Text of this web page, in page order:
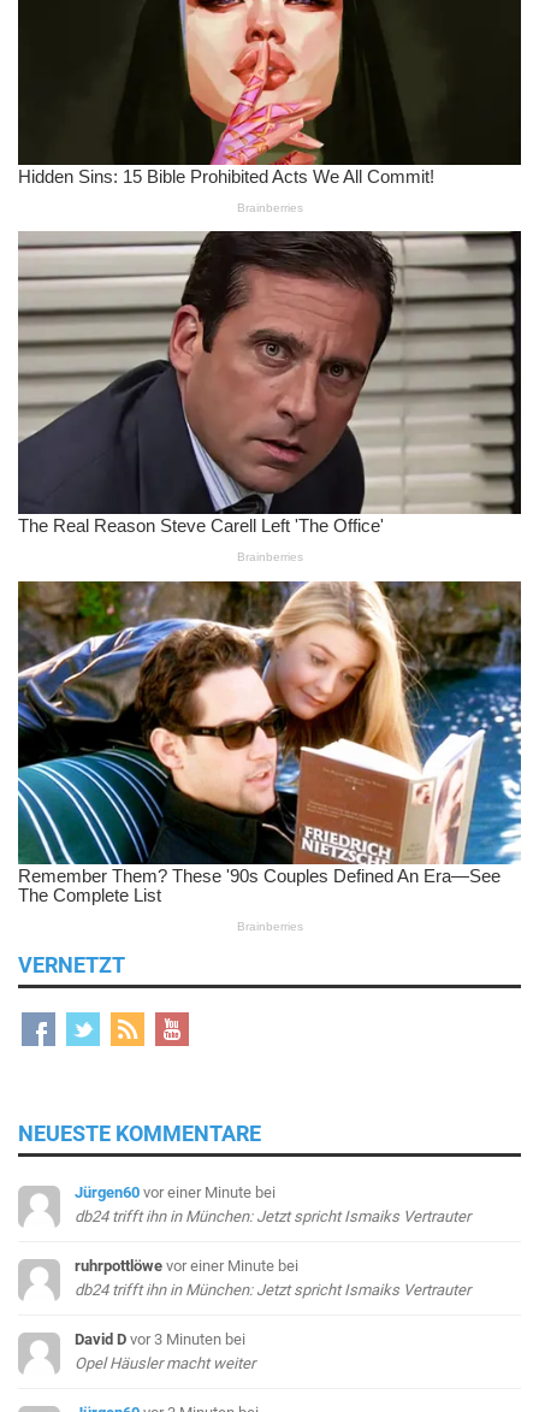
VERNETZT
NEUESTE KOMMENTARE
Jürgen60 vor einer Minute bei
db24 trifft ihn in München: Jetzt spricht Ismaiks Vertrauter
ruhrpottlöwe vor einer Minute bei
db24 trifft ihn in München: Jetzt spricht Ismaiks Vertrauter
David D vor 3 Minuten bei
Opel Häusler macht weiter